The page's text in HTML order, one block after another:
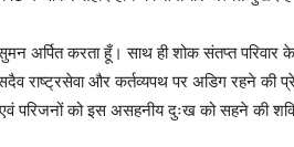
अर्पित करता हूँ। साथ ही शोक संतप्त
राष्ट्रसेवा और कर्तव्यपथ पर अडिग रहने की
परिजनों को इस असहनीय दुःख को सहने की